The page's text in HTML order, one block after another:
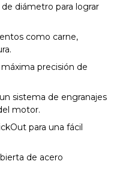
diámetro para lograr
como carne,
precisión de
sistema de engranajes
motor.
para una fácil
de acero